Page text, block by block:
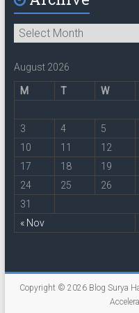
Archive
August 2026
M T W
« Nov
3
4 5
10
11 12
17
18 19
24
25 26
31
Copyright © 2026 Blog Surya